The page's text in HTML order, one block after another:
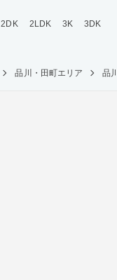
2DK 2LDK 3K
3DK
品川・田町エリア 品